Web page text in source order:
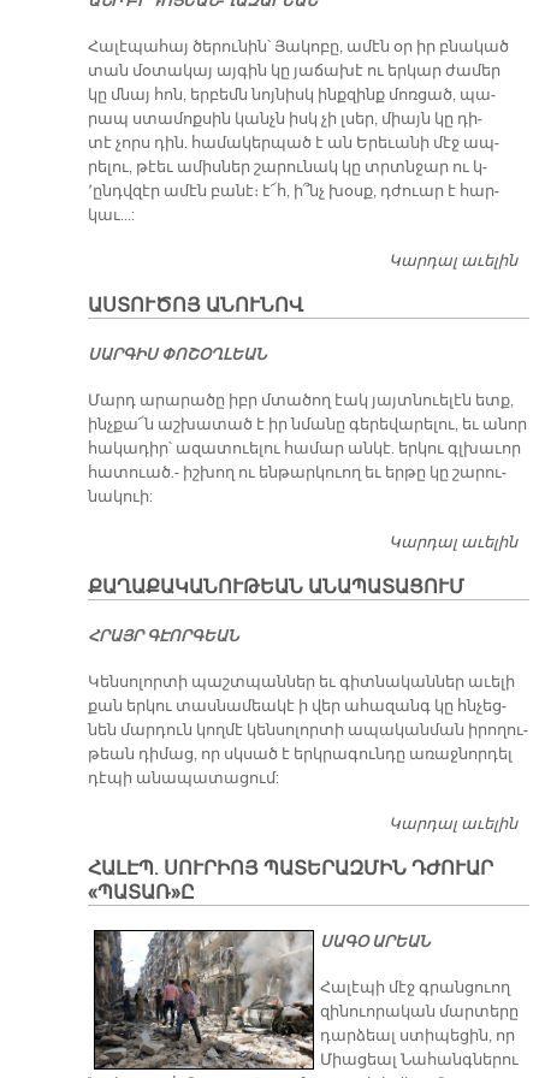
Հա­լէ­պա­հայ ծե­րու­նին՝ Յա­կո­բը, ա­մէն օր իր բնա­կած
տան մօ­տա­կայ այ­գին կը յա­ճա­խէ ու եր­կար ժա­մեր
կը մնայ հոն, եր­բեմն նոյ­նիսկ ինք­զինք մոռ­ցած, պա­
րապ ստա­մոք­սին կանչն իսկ չի լսեր, միայն կը դի­
տէ չորս դին. հա­մա­կեր­պած է ան Ե­րե­ւա­նի մէջ ապ­
րելու, թէեւ ա­միս­ներ շա­րու­նակ կը տրտնջար ու կ­­
՚ընդվ­զէր ա­մէն բա­նէ։ է՜հ, ի՞նչ խօսք, դժուար է հար­
կաւ...:
Կարդալ աւելին
ԱՍՏՈՒԾՈՅ ԱՆՈՒՆՈՎ
ՍԱՐ­ԳԻՍ ՓՈ­ՇՕՂ­ԼԵԱՆ
Մարդ ա­րա­րա­ծը իբր մտա­ծող էակ յայտ­նուե­լէն ետք,
ինչ­քա՜ն աշ­խա­տած է իր նմա­նը գե­րե­վա­րե­լու, եւ ա­նոր
հա­կա­դիր՝ ա­զա­տուե­լու հա­մար ան­կէ. եր­կու գլխա­ւոր
հա­տուած.- իշ­խող ու են­թար­կուող եւ եր­թը կը շա­րու­
նա­կուի:
Կարդալ աւելին
ՔԱՂԱՔԱԿԱՆՈՒԹԵԱՆ ԱՆԱՊԱՏԱՑՈՒՄ
ՀՐԱՅՐ ԳԷՈՐ­ԳԵԱՆ
Կեն­սո­լոր­տի պաշտ­պան­ներ եւ գիտ­նա­կան­ներ ա­ւե­լի
քան եր­կու տաս­նա­մեա­կէ ի վեր ա­հա­զանգ կը հնչեց­
նեն մար­դուն կող­մէ կեն­սո­լոր­տի ա­պա­կան­ման ի­րո­ղու­
թեան դի­մաց, որ սկսած է երկ­րա­գուն­դը ա­ռաջ­նոր­դել
դէ­պի ա­նա­պա­տա­ցում:
Կարդալ աւելին
ՀԱԼԷՊ. ՍՈՒՐԻՈՅ ՊԱՏԵՐԱԶՄԻՆ ԴԺՈՒԱՐ
«ՊԱՏԱՌ»Ը
​ՍԱԳՕ ԱՐԵԱՆ
Հա­լէ­պի մէջ գրան­ցուող
զի­նուո­րա­կան մար­տե­րը
դար­ձեալ ստի­պե­ցին, որ
Միա­ցեալ Նա­հանգ­նե­րու